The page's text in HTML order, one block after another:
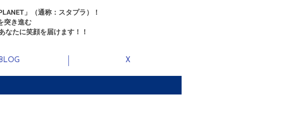
」（通称：スタプラ）！
突き進む
なたに笑顔を届けます！！
BLOG X